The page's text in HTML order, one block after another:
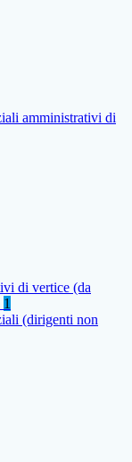
amministrativi di
di vertice (da
1
(dirigenti non